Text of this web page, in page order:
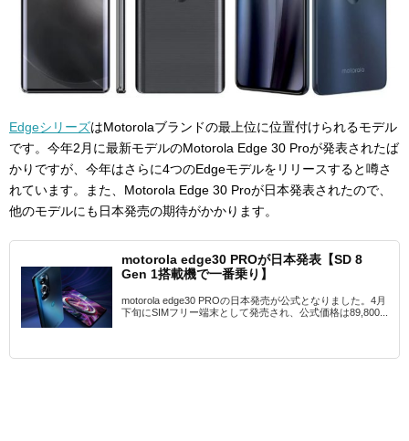
EdgeシリーズはMotorolaブランドの最上位に位置付けられるモデル
です。今年2月に最新モデルのMotorola Edge 30 Proが発表されたば
かりですが、今年はさらに4つのEdgeモデルをリリースすると噂さ
れています。また、Motorola Edge 30 Proが日本発表されたので、
他のモデルにも日本発売の期待がかかります。
motorola edge30 PROが日本発表【SD 8
Gen 1搭載機で一番乗り】
motorola edge30 PROの日本発売が公式となりました。4月
下旬にSIMフリー端末として発売され、公式価格は89,800...